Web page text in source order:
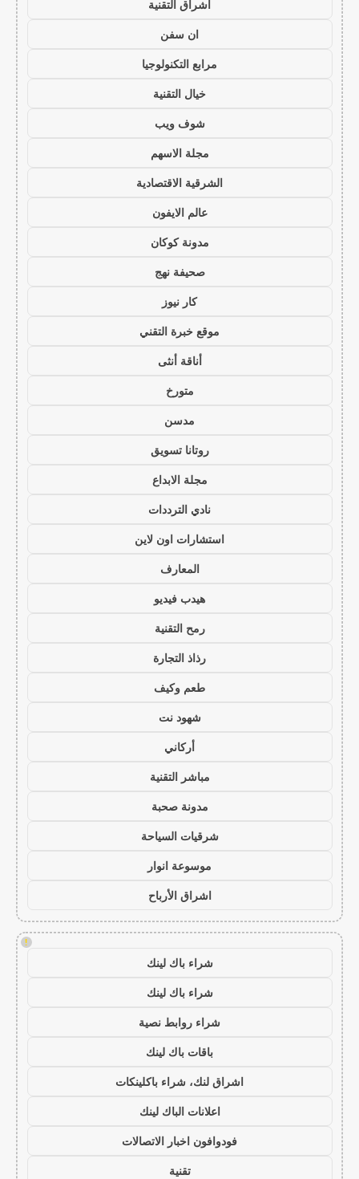
اشراق التقنية
ان سفن
مرابع التكنولوجيا
خيال التقنية
شوف ويب
مجلة الاسهم
الشرقية الاقتصادية
عالم الايفون
مدونة كوكان
صحيفة نهج
كار نيوز
موقع خبرة التقني
أناقة أنثى
متورخ
مدسن
روتانا تسويق
مجلة الابداع
نادي الترددات
استشارات اون لاين
المعارف
هيدب فيديو
رمح التقنية
رذاذ التجارة
طعم وكيف
شهود نت
أركاني
مباشر التقنية
مدونة صحبة
شرقيات السياحة
موسوعة انوار
اشراق الأرباح
!
شراء باك لينك
شراء باك لينك
شراء روابط نصية
باقات باك لينك
اشراق لنك، شراء باكلينكات
اعلانات الباك لينك
فودوافون اخبار الاتصالات
تقنية